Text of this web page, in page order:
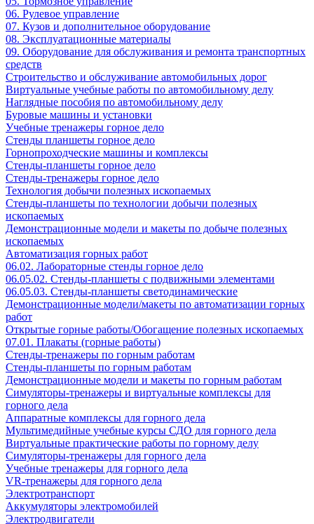
06. Рулевое управление
07. Кузов и дополнительное оборудование
08. Эксплуатационные материалы
09. Оборудование для обслуживания и ремонта транспортных
средств
Строительство и обслуживание автомобильных дорог
Виртуальные учебные работы по автомобильному делу
Наглядные пособия по автомобильному делу
Буровые машины и установки
Учебные тренажеры горное дело
Стенды планшеты горное дело
Горнопроходческие машины и комплексы
Стенды-планшеты горное дело
Стенды-тренажеры горное дело
Технология добычи полезных ископаемых
Стенды-планшеты по технологии добычи полезных
ископаемых
Демонстрационные модели и макеты по добыче полезных
ископаемых
Автоматизация горных работ
06.02. Лабораторные стенды горное дело
06.05.02. Стенды-планшеты с подвижными элементами
06.05.03. Стенды-планшеты светодинамические
Демонстрационные модели/макеты по автоматизации горных
работ
Открытые горные работы/Обогащение полезных ископаемых
07.01. Плакаты (горные работы)
Стенды-тренажеры по горным работам
Стенды-планшеты по горным работам
Демонстрационные модели и макеты по горным работам
Симуляторы-тренажеры и виртуальные комплексы для
горного дела
Аппаратные комплексы для горного дела
Мультимедийные учебные курсы СДО для горного дела
Виртуальные практические работы по горному делу
Симуляторы-тренажеры для горного дела
Учебные тренажеры для горного дела
VR-тренажеры для горного дела
Электротранспорт
Аккумуляторы электромобилей
Электродвигатели